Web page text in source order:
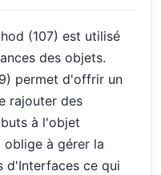
(107) est utilisé
des objets.
permet d'offrir un
rajouter des
à l'objet
oblige à gérer la
d'Interfaces ce qui